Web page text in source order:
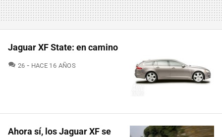
Jaguar XF State: en camino
26 COMENTARIOS
HACE 16 AÑOS
Ahora sí, los Jaguar XF se